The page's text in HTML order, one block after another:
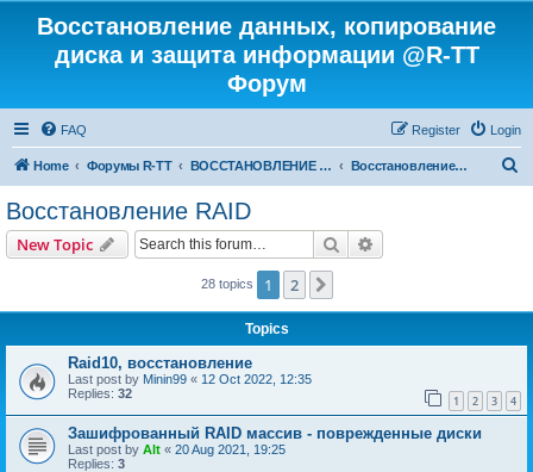
Восстановление данных, копирование
диска и защита информации @R-TT
Форум
FAQ Login
Register
Home Форумы R-TT ВОССТАНОВЛЕНИЕ ДАННЫХ И УДАЛЕННЫХ ФАЙЛОВ Восстановление RAID
Восстановление RAID
New Topic Search
28 topics 1 2
Topics
Raid10, восстановление
Last post by Minin99 « 12 Oct 2022, 12:35
Replies: 32 1 2 3 4
Зашифрованный RAID массив - поврежденные диски
Last post by Alt « 20 Aug 2021, 19:25
Replies: 3